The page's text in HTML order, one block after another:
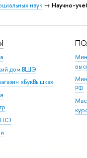
наук → Научно-
дом ВШЭ
«БукВышка»
РФ